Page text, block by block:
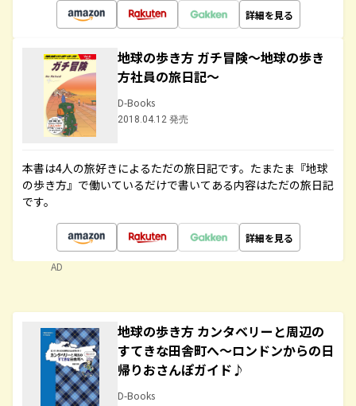
詳細を見る
地球の歩き方 ガチ冒険～地球の歩き
方社員の旅日記～
D-Books
2018.04.12 発売
本書は4人の旅好きによるただの旅日記です。たまたま『地球
の歩き方』で働いているだけで書いてある内容はただの旅日記
です。
詳細を見る
AD
地球の歩き方 カンタベリーと周辺の
すてきな田舎町へ～ロンドンからの日
帰りおさんぽガイド♪
D-Books